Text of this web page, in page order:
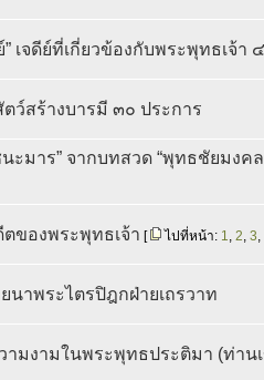
” เจดีย์ที่เกี่ยวข้องกับพระพุทธเจ้า
ว์สร้างบารมี ๓๐ ประการ
ะมาร” จากบทสวด “พุทธชัยมงค
ของพระพุทธเจ้า [ ไปที่หน้า: 1, 2, 3,
นาพระไตรปิฎกฝ่ายเถรวาท
ามงามในพระพุทธประติมา (ท่าน